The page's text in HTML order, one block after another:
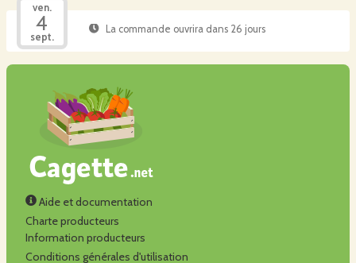
ven.
4
sept.
La commande ouvrira dans 26 jours
Aide et documentation
Charte producteurs
Information producteurs
Conditions générales d'utilisation